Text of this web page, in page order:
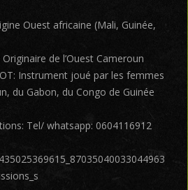
Ouest africaine (Mali, Guinée,
de l’Ouest Cameroun
Instrument joué par les femmes
du Gabon, du Congo de Guinée
Tel/ whatsapp: 0604116912